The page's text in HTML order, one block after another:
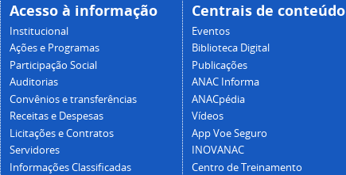
Acesso à informação
Institucional
Ações e Programas
Participação Social
Auditorias
Convênios e transferências
Receitas e Despesas
Licitações e Contratos
Servidores
Informações Classificadas
Centrais de conteúdo
Eventos
Biblioteca Digital
Publicações
ANAC Informa
ANACpédia
Vídeos
App Voe Seguro
INOVANAC
Centro de Treinamento